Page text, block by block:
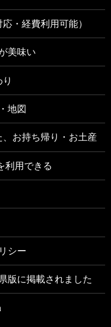
ゴの「姫路すし
料理が色々ありま
・経費利用可能）
美味い
地図
お持ち帰り・お土産
利用できる
シー
版に掲載されました